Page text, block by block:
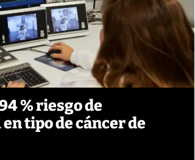
% riesgo de
tipo de cáncer de